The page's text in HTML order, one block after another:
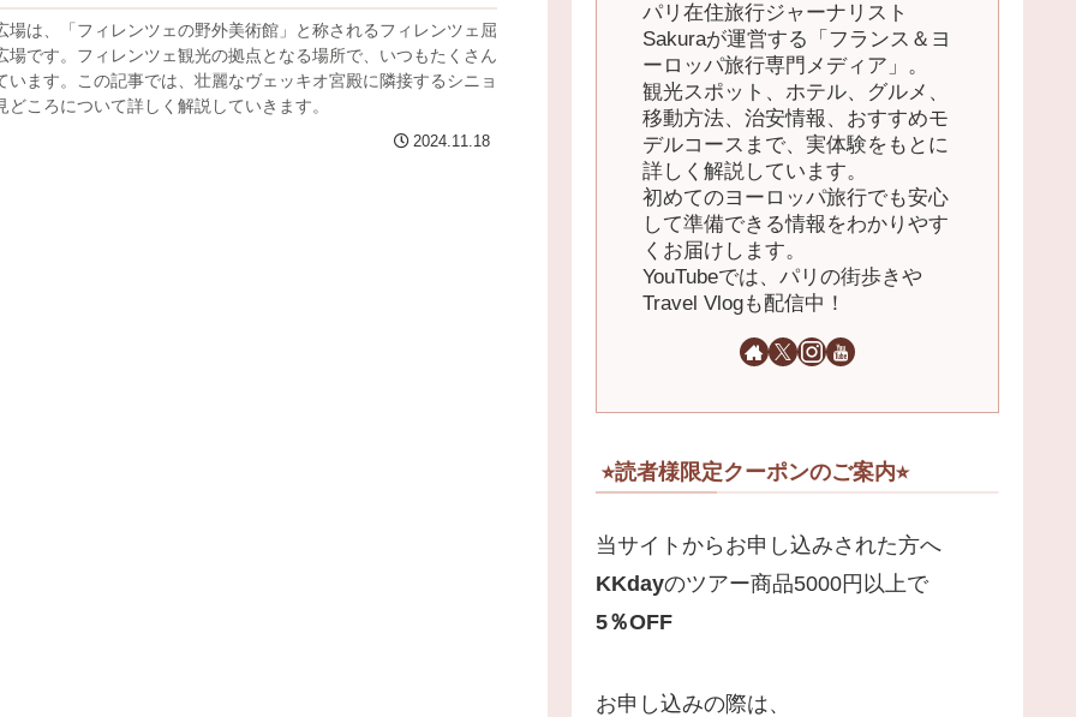
場は、「フィレンツェの野外美術館」と称されるフィレンツェ屈
場です。フィレンツェ観光の拠点となる場所で、いつもたくさん
います。この記事では、壮麗なヴェッキオ宮殿に隣接するシニョ
どころについて詳しく解説していきます。
2024.11.18
パリ在住旅行ジャーナリスト
Sakuraが運営する「フランス＆ヨ
ーロッパ旅行専門メディア」。
観光スポット、ホテル、グルメ、
移動方法、治安情報、おすすめモ
デルコースまで、実体験をもとに
詳しく解説しています。
初めてのヨーロッパ旅行でも安心
して準備できる情報をわかりやす
くお届けします。
YouTubeでは、パリの街歩きや
Travel Vlogも配信中！
⭐︎読者様限定クーポンのご案内⭐︎
当サイトからお申し込みされた方へ
KKdayのツアー商品5000円以上で
5％OFF
お申し込みの際は、